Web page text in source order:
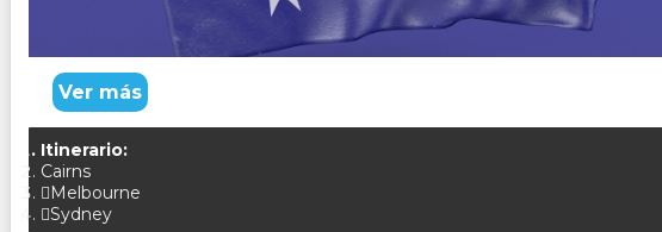
Ver más
Itinerario:
Cairns
Melbourne
Sydney